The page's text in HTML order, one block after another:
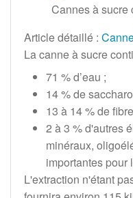
Cannes à sucre
Article détaillé :
La canne à sucre
71 % d’eau ;
14% de
13 à 14% de
2 à 3 % d'autres
minéraux,
importantes pour
L'extraction n'étant